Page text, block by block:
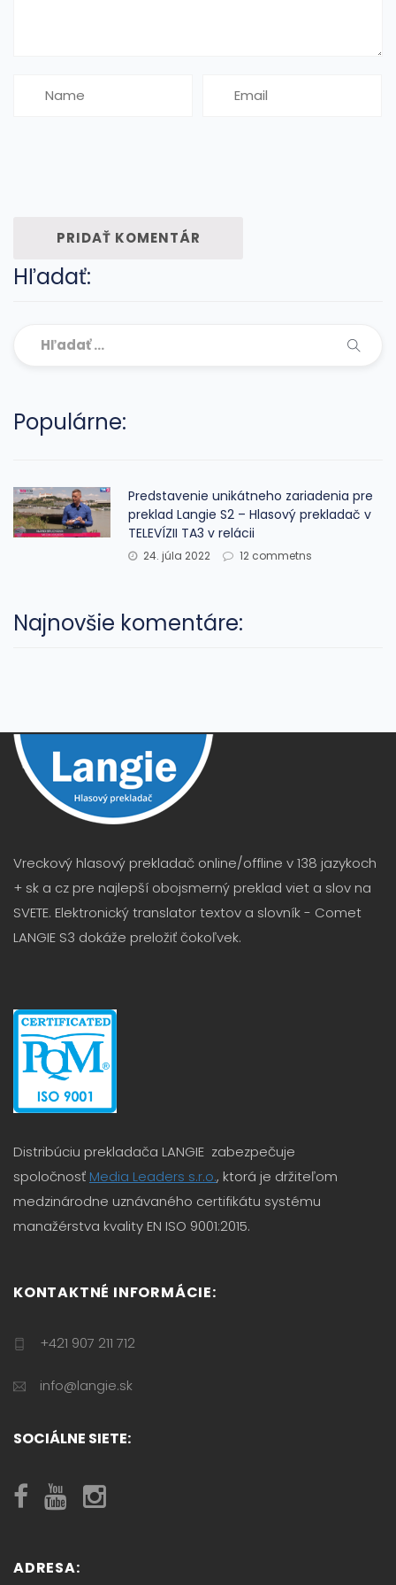
Hľadať:
Populárne:
Predstavenie unikátneho zariadenia pre
preklad Langie S2 – Hlasový prekladač v
TELEVÍZII TA3 v relácii
24. júla 2022 12 commetns
Najnovšie komentáre:
Vreckový hlasový prekladač online/offline v 138 jazykoch
+ sk a cz pre najlepší obojsmerný preklad viet a slov na
SVETE. Elektronický translator textov a slovník - Comet
LANGIE S3 dokáže preložiť čokoľvek.
Distribúciu prekladača LANGIE zabezpečuje
spoločnosť Media Leaders s.r.o., ktorá je držiteľom
medzinárodne uznávaného certifikátu systému
manažérstva kvality EN ISO 9001:2015.
KONTAKTNÉ INFORMÁCIE:
+421 907 211 712
info@langie.sk
SOCIÁLNE SIETE:
ADRESA: